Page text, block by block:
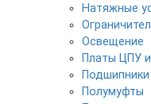
Натяжные
Освещение
Платы ЦПУ
Подшипники
Полумуфты